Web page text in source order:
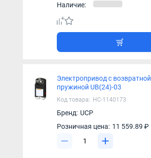
Наличие:
Электропривод с возвратной
пружиной UB(24)-03
Код товара: НС-1140173
Бренд: UCP
Розничная цена: 11 559.89 ₽